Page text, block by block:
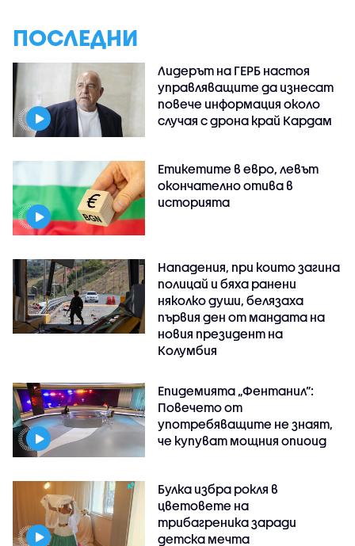
ПОСЛЕДНИ
Лидерът на ГЕРБ настоя
управляващите да изнесат
повече информация около
случая с дрона край Кардам
Етикетите в евро, левът
окончателно отива в
историята
Нападения, при които загина
полицай и бяха ранени
няколко души, белязаха
първия ден от мандата на
новия президент на
Колумбия
Епидемията „Фентанил”:
Повечето от
употребяващите не знаят,
че купуват мощния опиоид
Булка избра рокля в
цветовете на
трибагреника заради
детска мечта